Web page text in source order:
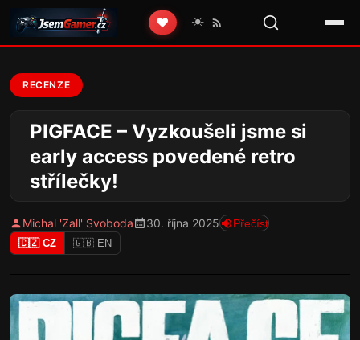
❤️ ☀️
RECENZE
PIGFACE – Vyzkoušeli jsme si
early access povedené retro
střílečky!
Michal 'Zall' Svoboda 30. října 2025 Přečíst
🇨🇿 CZ 🇬🇧 EN